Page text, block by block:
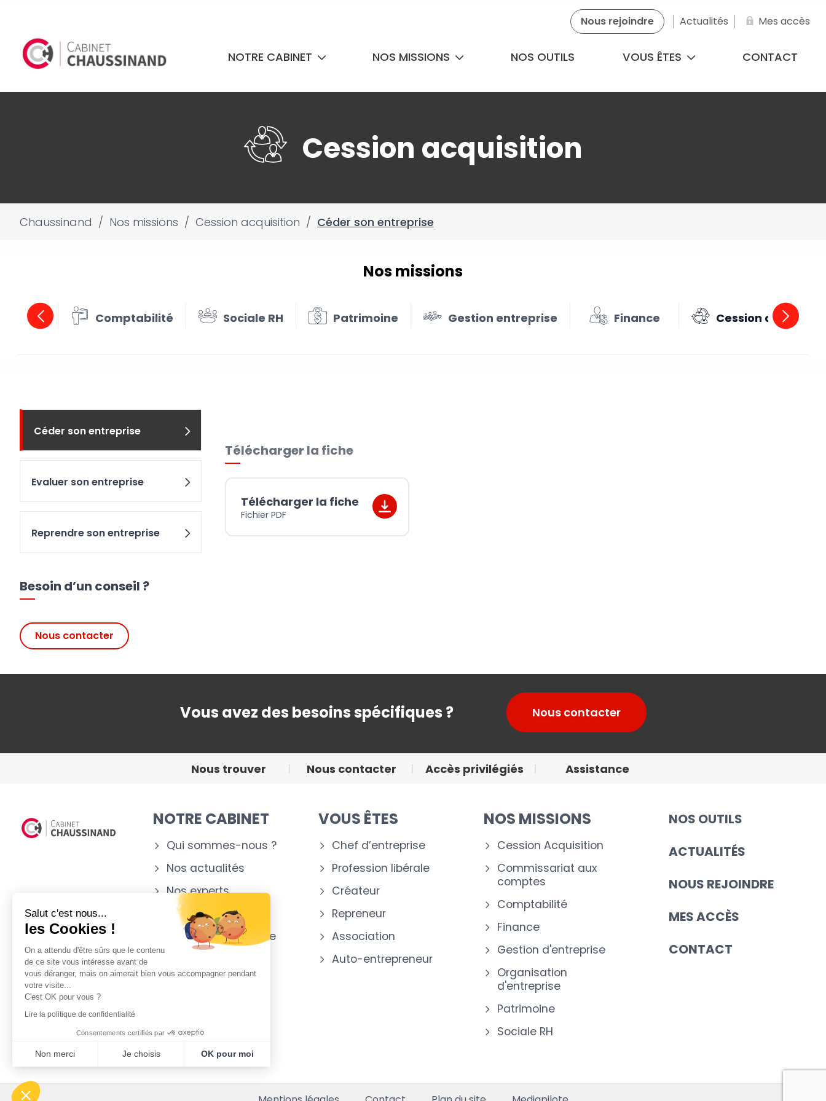
Nous rejoindre Actualités Mes accès
NOTRE CABINET NOS MISSIONS NOS OUTILS VOUS ÊTES CONTACT
Cession acquisition
Chaussinand / Nos missions / Cession acquisition / Céder son entreprise
Nos missions
Comptabilité Sociale RH Patrimoine Gestion entreprise Finance Cession
Céder son entreprise
Evaluer son entreprise
Reprendre son entreprise
Besoin d’un conseil ?
Nous contacter
Télécharger la fiche
Télécharger la fiche
Fichier PDF
Vous avez des besoins spécifiques ? Nous contacter
Nous trouver Nous contacter Accès privilégiés Assistance
NOTRE CABINET
Qui sommes-nous ?
Nos actualités
Nos experts
Nos implantations
Notre appartenance
VOUS ÊTES
Chef d’entreprise
Profession libérale
Créateur
Repreneur
Association
Auto-entrepreneur
NOS MISSIONS
Cession Acquisition
Commissariat aux
comptes
Comptabilité
Finance
Gestion d'entreprise
Organisation
d'entreprise
Patrimoine
Sociale RH
NOS OUTILS
ACTUALITÉS
NOUS REJOINDRE
MES ACCÈS
CONTACT
Salut c'est nous...
les Cookies !
On a attendu d'être sûrs que le contenu
de ce site vous intéresse avant de
vous déranger, mais on aimerait bien vous accompagner pendant
votre visite...
C'est OK pour vous ?
Lire la politique de confidentialité
Consentements certifiés par
Non merci Je choisis OK pour moi
Notre plateforme vous permet d'adapter et de gérer vos paramètres de confidentialité, en garantissant la conformité avec les réglementations. Personnalisez vos préférences pour